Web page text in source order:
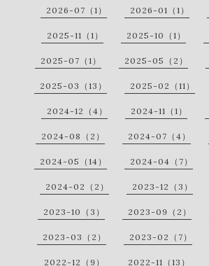
2026-07（1） 2026-01（1）
2025-11（1） 2025-10（1）
2025-07（1） 2025-05（2）
2025-03（13） 2025-02（11）
2024-12（4） 2024-11（1）
2024-08（2） 2024-07（4）
2024-05（14） 2024-04（7）
2024-02（2） 2023-12（3）
2023-10（3） 2023-09（2）
2023-03（2） 2023-02（7）
2022-12（9） 2022-11（13）